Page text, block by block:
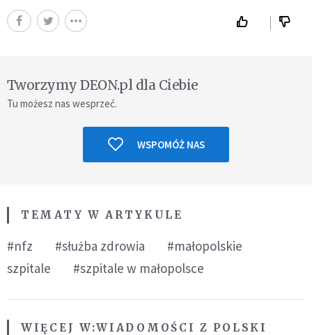
Tworzymy DEON.pl dla Ciebie
Tu możesz nas wesprzeć.
WSPOMÓŻ NAS
TEMATY W ARTYKULE
#nfz #służba zdrowia
#małopolskie
szpitale
#szpitale w małopolsce
WIĘCEJ W:WIADOMOŚCI Z POLSKI